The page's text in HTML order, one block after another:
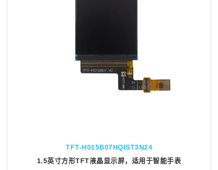
TFT-H015B07HQIST3N24
1.5英寸方形TFT液晶显示屏，适用于智能手表